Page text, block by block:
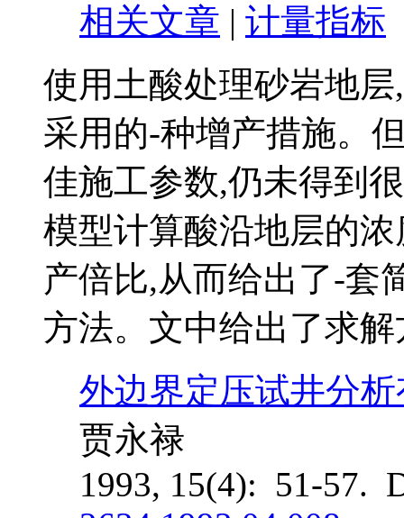
相关文章 | 计量指标
使用土酸处理砂岩地
采用的-种增产措施。
佳施工参数,仍未得到
模型计算酸沿地层的
产倍比,从而给出了-套
方法。文中给出了求
外边界定压试井分
贾永禄
1993, 15(4): 51-57.